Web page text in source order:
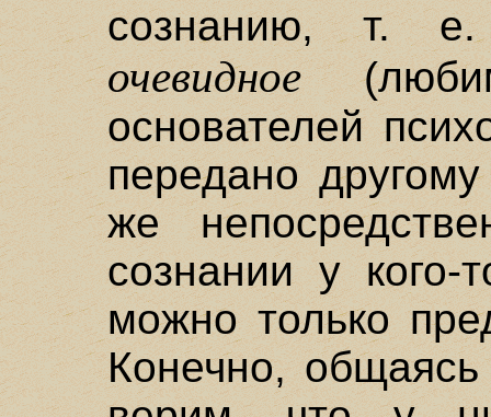
сознанию, т.
очевидное
основателей
передано
же
сознании у кого-
можно только
Конечно,